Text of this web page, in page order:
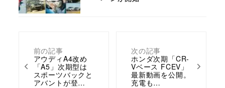
前の記事
アウディA4改め
「A5」次期型は
スポーツバックと
アバントが登…
次の記事
ホンダ次期「CR-
Vベース FCEV」
最新動画を公開。
充電も…